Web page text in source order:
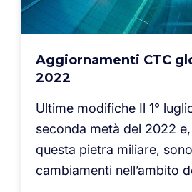
Aggiornamenti CTC
2022
Ultime modifiche Il 1°
seconda metà del 2022
questa pietra miliare,
cambiamenti nell’ambito